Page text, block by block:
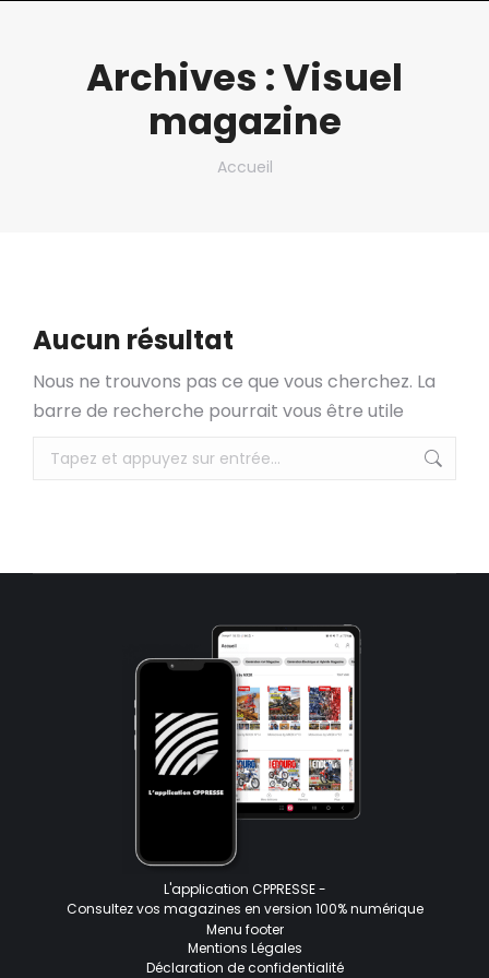
Archives :Visuel
magazine
Vous êtes ici :
Accueil
Aucun résultat
Nous ne trouvons pas ce que vous cherchez. La
barre de recherche pourrait vous être utile
Recherche
L'application CPPRESSE -
Consultez vos magazines en version 100% numérique
Menu footer
Mentions Légales
Déclaration de confidentialité